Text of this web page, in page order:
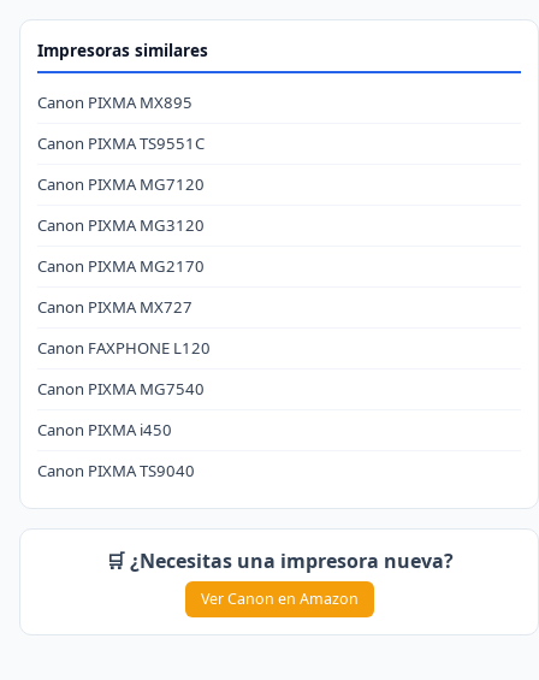
Impresoras similares
Canon PIXMA MX895
Canon PIXMA TS9551C
Canon PIXMA MG7120
Canon PIXMA MG3120
Canon PIXMA MG2170
Canon PIXMA MX727
Canon FAXPHONE L120
Canon PIXMA MG7540
Canon PIXMA i450
Canon PIXMA TS9040
🛒 ¿Necesitas una impresora nueva?
Ver Canon en Amazon